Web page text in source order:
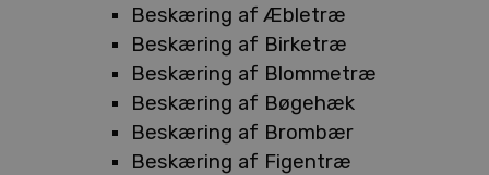
Beskæring af Æbletræ
Beskæring af Birketræ
Beskæring af Blommetræ
Beskæring af Bøgehæk
Beskæring af Brombær
Beskæring af Figentræ